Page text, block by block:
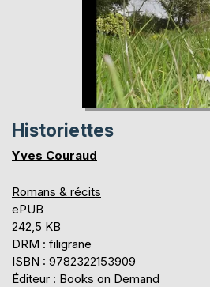
Historiettes
Yves Couraud
Romans & récits
ePUB
242,5 KB
DRM : filigrane
ISBN : 9782322153909
Éditeur : Books on Demand